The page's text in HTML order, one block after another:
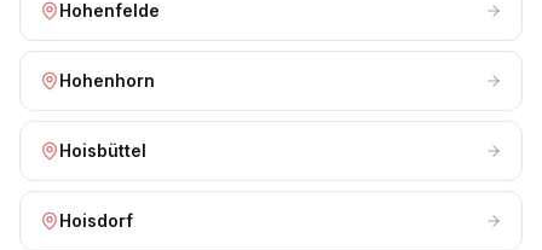
Hohenfelde
Hohenhorn
Hoisbüttel
Hoisdorf